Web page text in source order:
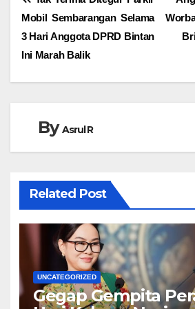
pos
Mobil Sembarangan Selama
3 Hari Anggota DPRD Bintan
Ini Marah Balik
ByAsrul R
Related Post
UNCATEGORIZED
Gegap Gempita